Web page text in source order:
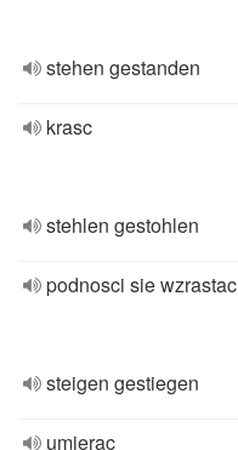
stehen gestanden
krasc
stehlen gestohlen
podnosci sie wzrastac
steigen gestiegen
umierac